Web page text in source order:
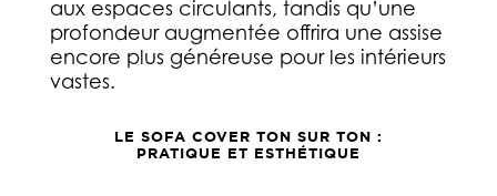
aux espaces circulants, tandis qu’une
profondeur augmentée offrira une assise
encore plus généreuse pour les intérieurs
vastes.
LE SOFA COVER TON SUR TON :
PRATIQUE ET ESTHÉTIQUE